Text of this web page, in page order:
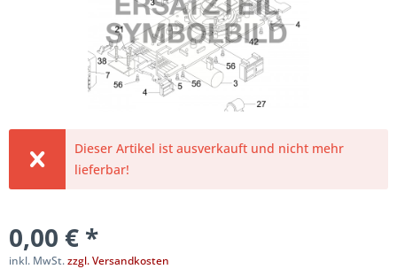
Dieser Artikel ist ausverkauft und nicht mehr
lieferbar!
0,00 € *
inkl. MwSt.zzgl. Versandkosten